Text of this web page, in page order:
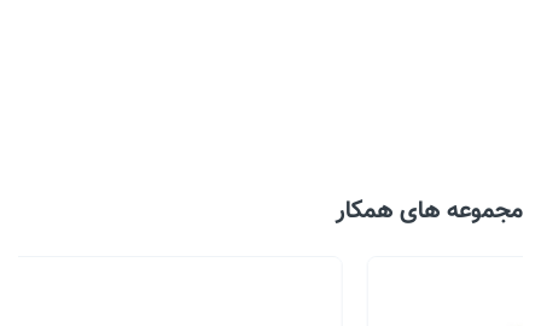
مجموعه های همکار